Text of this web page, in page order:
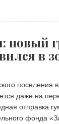
новый
в
поселения
даже на
отправка
фонда